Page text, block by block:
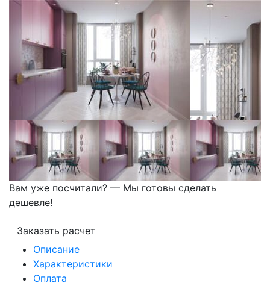
Вам уже посчитали? — Мы готовы сделать
дешевле!
Заказать расчет
Описание
Характеристики
Оплата